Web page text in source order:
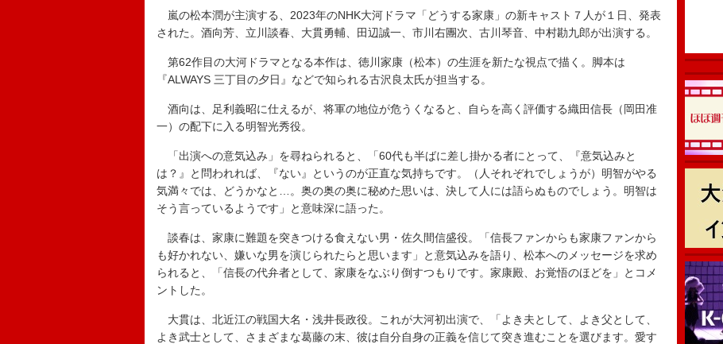
嵐の松本潤が主演する、2023年のNHK大河ドラマ「どうする家康」の新キャスト７人が１日、発表
された。酒向芳、立川談春、大貫勇輔、田辺誠一、市川右團次、古川琴音、中村勘九郎が出演する。
第62作目の大河ドラマとなる本作は、徳川家康（松本）の生涯を新たな視点で描く。脚本は
『ALWAYS 三丁目の夕日』などで知られる古沢良太氏が担当する。
酒向は、足利義昭に仕えるが、将軍の地位が危うくなると、自らを高く評価する織田信長（岡田准
一）の配下に入る明智光秀役。
「出演への意気込み」を尋ねられると、「60代も半ばに差し掛かる者にとって、『意気込みと
は？』と問われれば、『ない』というのが正直な気持ちです。（人それぞれでしょうが）明智がやる
気満々では、どうかなと…。奥の奥の奥に秘めた思いは、決して人には語らぬものでしょう。明智は
そう言っているようです」と意味深に語った。
談春は、家康に難題を突きつける食えない男・佐久間信盛役。「信長ファンからも家康ファンから
も好かれない、嫌いな男を演じられたらと思います」と意気込みを語り、松本へのメッセージを求め
られると、「信長の代弁者として、家康をなぶり倒すつもりです。家康殿、お覚悟のほどを」とコメ
ントした。
大貫は、北近江の戦国大名・浅井長政役。これが大河初出演で、「よき夫として、よき父として、
よき武士として、さまざまな葛藤の末、彼は自分自身の正義を信じて突き進むことを選びます。愛す